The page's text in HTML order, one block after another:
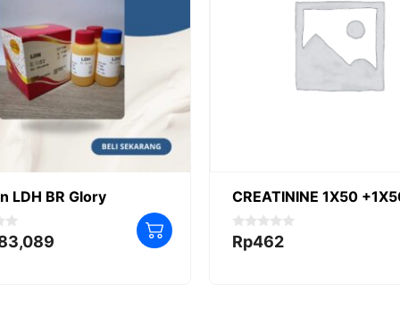
LDH BR Glory CREATININE 1X50
0
oRp462